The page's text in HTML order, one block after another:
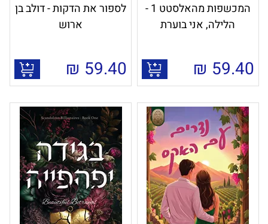
המכשפות מהאלסטט 1 -
הלילה, אני בוערת
59.40
₪
לספור את הדקות - דולב בן
ארוש
59.40
₪